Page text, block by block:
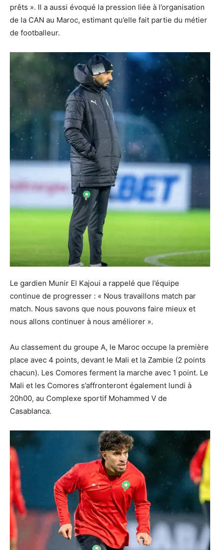
prêts ». Il a aussi évoqué la pression liée à l’organisation
de la CAN au Maroc, estimant qu’elle fait partie du métier
de footballeur.
Le gardien Munir El Kajoui a rappelé que l’équipe
continue de progresser : « Nous travaillons match par
match. Nous savons que nous pouvons faire mieux et
nous allons continuer à nous améliorer ».
Au classement du groupe A, le Maroc occupe la première
place avec 4 points, devant le Mali et la Zambie (2 points
chacun). Les Comores ferment la marche avec 1 point. Le
Mali et les Comores s’affronteront également lundi à
20h00, au Complexe sportif Mohammed V de
Casablanca.